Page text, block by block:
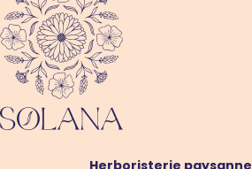
Herboristerie paysanne